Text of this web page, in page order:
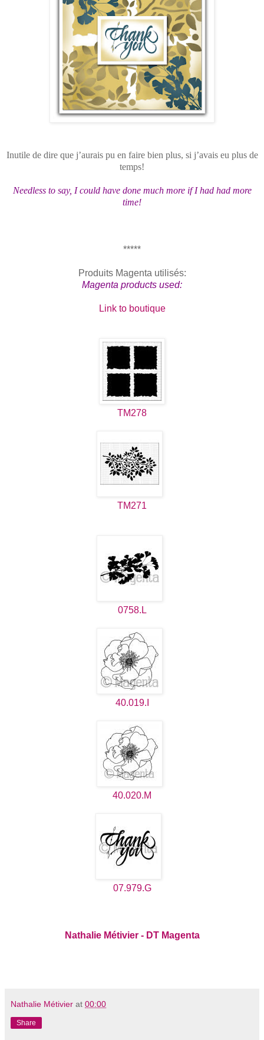
Inutile de dire que j’aurais pu en faire bien plus, si j’avais eu plus de
temps!
Needless to say, I could have done much more if I had had more
time!
*****
Produits Magenta utilisés:
Magenta products used:
Link to boutique
TM278
TM271
0758.L
40.019.I
40.020.M
07.979.G
Nathal ie Métivier- DT Magenta
Nathalie Métivier at 00:00
Share